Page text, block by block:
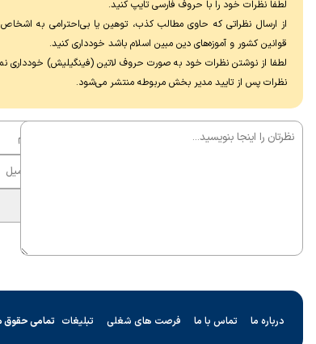
لطفا نظرات خود را با حروف فارسی تایپ کنید.
از ارسال نظراتی که حاوی مطالب کذب، توهین یا بی‌احترامی به اشخاص،
قوانین کشور و آموزه‌های دین مبین اسلام باشد خودداری کنید.
لطفا از نوشتن نظرات خود به صورت حروف لاتین (فینگیلیش) خودداری
نظرات پس از تایید مدیر بخش مربوطه منتشر می‌شود.
درباره ما تماس با ما فرصت های شغلی تبلیغات تمامی حقوق